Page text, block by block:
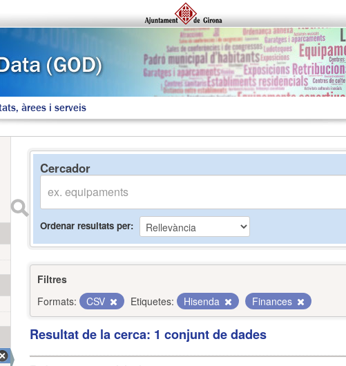
àrees i serveis
Cercador
Ordenar resultats per
Filtres
Formats:
CSV Etiquetes: Hisenda Finances
Resultat de la cerca: 1 conjunt de dades